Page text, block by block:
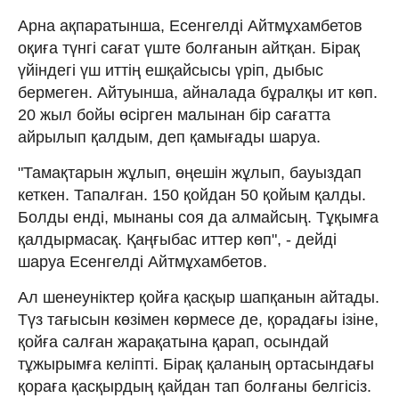
Арна ақпаратынша, Есенгелді Айтмұхамбетов
оқиға түнгі сағат үште болғанын айтқан. Бірақ
үйіндегі үш иттің ешқайсысы үріп, дыбыс
бермеген. Айтуынша, айналада бұралқы ит көп.
20 жыл бойы өсірген малынан бір сағатта
айрылып қалдым, деп қамығады шаруа.
"Тамақтарын жұлып, өңешін жұлып, бауыздап
кеткен. Тапалған. 150 қойдан 50 қойым қалды.
Болды енді, мынаны соя да алмайсың. Тұқымға
қалдырмасақ. Қаңғыбас иттер көп", - дейді
шаруа Есенгелді Айтмұхамбетов.
Ал шенеуніктер қойға қасқыр шапқанын айтады.
Түз тағысын көзімен көрмесе де, қорадағы ізіне,
қойға салған жарақатына қарап, осындай
тұжырымға келіпті. Бірақ қаланың ортасындағы
қораға қасқырдың қайдан тап болғаны белгісіз.